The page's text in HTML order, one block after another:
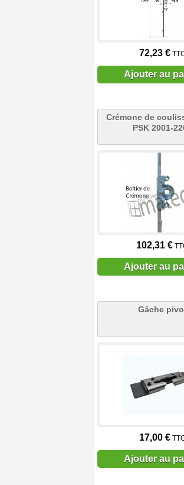
72,23 €
Ajouter au
Crémone de
PSK 2001-
102,31 €
Ajouter au
Gâche
17,00 €
Ajouter au